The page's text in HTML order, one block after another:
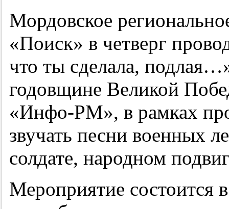
Мордовское
«Поиск» в четверг
что ты сделала,
годовщине Великой
«Инфо-РМ», в рамках
звучать песни военных
солдате, народном
Мероприятие состоится